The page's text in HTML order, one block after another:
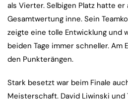
als Vierter. Selbigen Platz hatte
Gesamtwertung inne. Sein
zeigte eine tolle Entwicklung und
beiden Tage immer schneller. Am
den Punkterängen.
Stark besetzt war beim Finale
Meisterschaft. David Liwinski und